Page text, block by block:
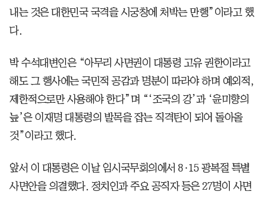
내는 것은 대한민국 국격을 시궁창에 처박는 만행”이라고 했
다.
박 수석대변인은 “아무리 사면권이 대통령 고유 권한이라고
해도 그 행사에는 국민적 공감과 명분이 따라야 하며 예외적,
제한적으로만 사용해야 한다”며 “‘조국의 강’과 ‘윤미향의
늪’은 이재명 대통령의 발목을 잡는 직격탄이 되어 돌아올
것”이라고 했다.
앞서 이 대통령은 이날 임시국무회의에서 8·15 광복절 특별
사면안을 의결했다. 정치인과 주요 공직자 등은 27명이 사면